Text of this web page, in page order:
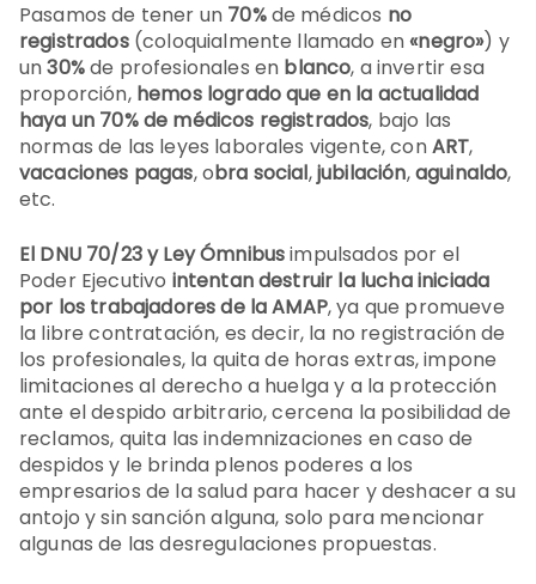
Pasamos de tener un 70%de médicos no
registrados(coloquialmente llamado en«negro») y
un30%de profesionales en blanco, a invertir esa
proporción, hemos logrado que en la actualidad
haya un 70% de médicos registrados, bajo las
normas de las leyes laborales vigente, conART,
vacaciones pagas, obra social,jubilación,aguinaldo,
etc.
El DNU 70/23 y Ley Ómnibusimpulsados por el
Poder Ejecutivo intentan destruir la lucha iniciada
por los trabajadores de la AMAP, ya que promueve
la libre contratación, es decir, la no registración de
los profesionales, la quita de horas extras, impone
limitaciones al derecho a huelga y a la protección
ante el despido arbitrario, cercena la posibilidad de
reclamos, quita las indemnizaciones en caso de
despidos y le brinda plenos poderes a los
empresarios de la salud para hacer y deshacer a su
antojo y sin sanción alguna, solo para mencionar
algunas de las desregulaciones propuestas.